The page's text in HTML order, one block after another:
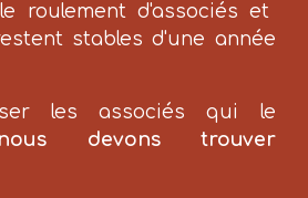
roulement d'associés et
stables d'une année
les associés qui le
nous devons trouver